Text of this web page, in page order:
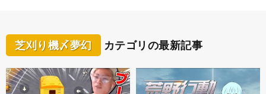
芝刈り機〆夢幻 カテゴリの最新記事